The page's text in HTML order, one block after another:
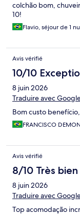
colchão bom,
10!
Flavio, séjour de 1
Avis vérifié
10/10
8 juin 2026
Traduire avec
Bom custo
FRANCISCO
Avis vérifié
8/10 Très bien
8 juin 2026
Traduire avec
Top acomodação